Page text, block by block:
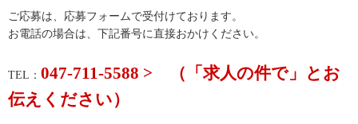
ご応募は、応募フォームで受付けております。
お電話の場合は、下記番号に直接おかけください。
TEL： 047-711-5588 > （「求人の件で」とお
伝えください）